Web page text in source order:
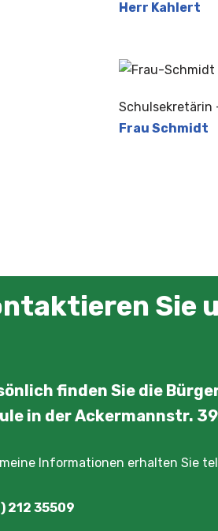
Herr Kahlert
Schulsekretärin
Frau Schmidt
Sie
finden Sie die
in der Ackermannstr.
Informationen erhalten Sie
212 35509